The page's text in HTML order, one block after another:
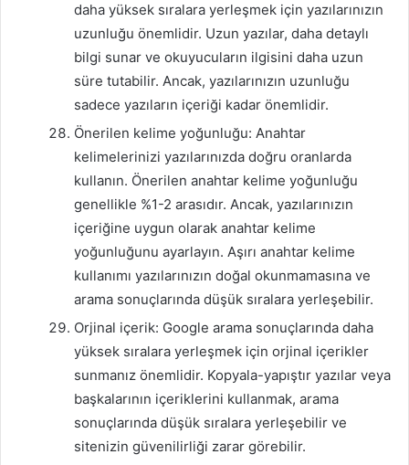
daha yüksek sıralara yerleşmek için yazılarınızın
uzunluğu önemlidir. Uzun yazılar, daha detaylı
bilgi sunar ve okuyucuların ilgisini daha uzun
süre tutabilir. Ancak, yazılarınızın uzunluğu
sadece yazıların içeriği kadar önemlidir.
Önerilen kelime yoğunluğu: Anahtar
kelimelerinizi yazılarınızda doğru oranlarda
kullanın. Önerilen anahtar kelime yoğunluğu
genellikle %1-2 arasıdır. Ancak, yazılarınızın
içeriğine uygun olarak anahtar kelime
yoğunluğunu ayarlayın. Aşırı anahtar kelime
kullanımı yazılarınızın doğal okunmamasına ve
arama sonuçlarında düşük sıralara yerleşebilir.
Orjinal içerik: Google arama sonuçlarında daha
yüksek sıralara yerleşmek için orjinal içerikler
sunmanız önemlidir. Kopyala-yapıştır yazılar veya
başkalarının içeriklerini kullanmak, arama
sonuçlarında düşük sıralara yerleşebilir ve
sitenizin güvenilirliği zarar görebilir.